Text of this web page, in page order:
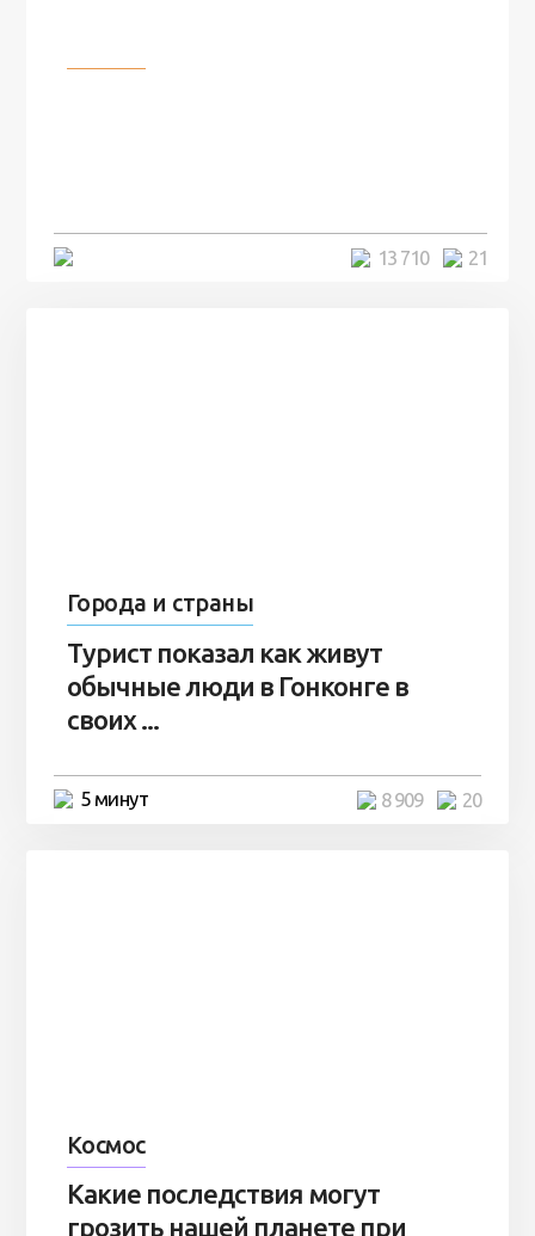
21
13 710
Города и страны
Турист показал как живут
обычные люди в Гонконге в
своих ...
5 минут 20
8 909
Космос
Какие последствия могут
грозить нашей планете при